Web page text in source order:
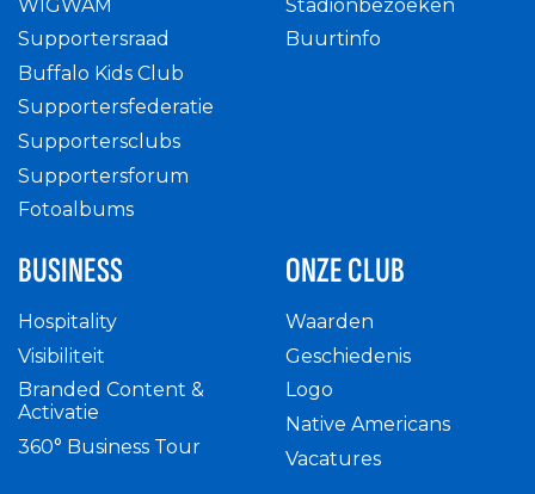
WIGWAM
Supportersraad
Buffalo Kids Club
Supportersfederatie
Supportersclubs
Supportersforum
Fotoalbums
Stadionbezoeken
Buurtinfo
BUSINESS
Hospitality
Visibiliteit
Branded Content &
Activatie
360° Business Tour
ONZE CLUB
Waarden
Geschiedenis
Logo
Native Americans
Vacatures